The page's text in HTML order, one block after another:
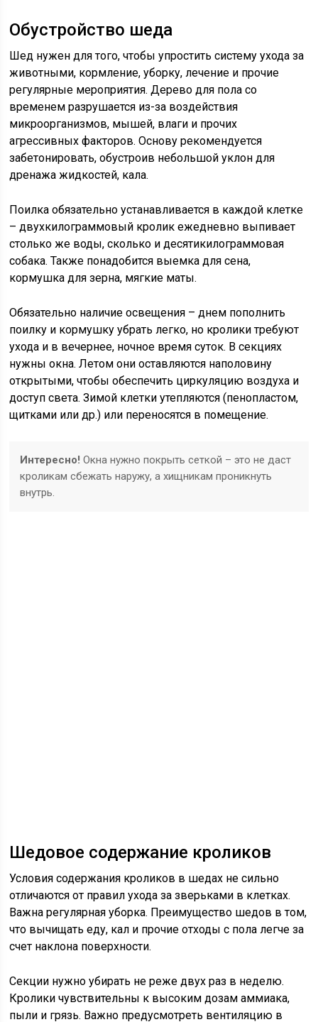
Обустройство шеда
Шед нужен для того, чтобы упростить систему ухода за
животными, кормление, уборку, лечение и прочие
регулярные мероприятия. Дерево для пола со
временем разрушается из-за воздействия
микроорганизмов, мышей, влаги и прочих
агрессивных факторов. Основу рекомендуется
забетонировать, обустроив небольшой уклон для
дренажа жидкостей, кала.
Поилка обязательно устанавливается в каждой клетке
– двухкилограммовый кролик ежедневно выпивает
столько же воды, сколько и десятикилограммовая
собака. Также понадобится выемка для сена,
кормушка для зерна, мягкие маты.
Обязательно наличие освещения – днем пополнить
поилку и кормушку убрать легко, но кролики требуют
ухода и в вечернее, ночное время суток. В секциях
нужны окна. Летом они оставляются наполовину
открытыми, чтобы обеспечить циркуляцию воздуха и
доступ света. Зимой клетки утепляются (пенопластом,
щитками или др.) или переносятся в помещение.
Интересно! Окна нужно покрыть сеткой – это не даст
кроликам сбежать наружу, а хищникам проникнуть
внутрь.
Шедовое содержание кроликов
Условия содержания кроликов в шедах не сильно
отличаются от правил ухода за зверьками в клетках.
Важна регулярная уборка. Преимущество шедов в том,
что вычищать еду, кал и прочие отходы с пола легче за
счет наклона поверхности.
Секции нужно убирать не реже двух раз в неделю.
Кролики чувствительны к высоким дозам аммиака,
пыли и грязь. Важно предусмотреть вентиляцию в